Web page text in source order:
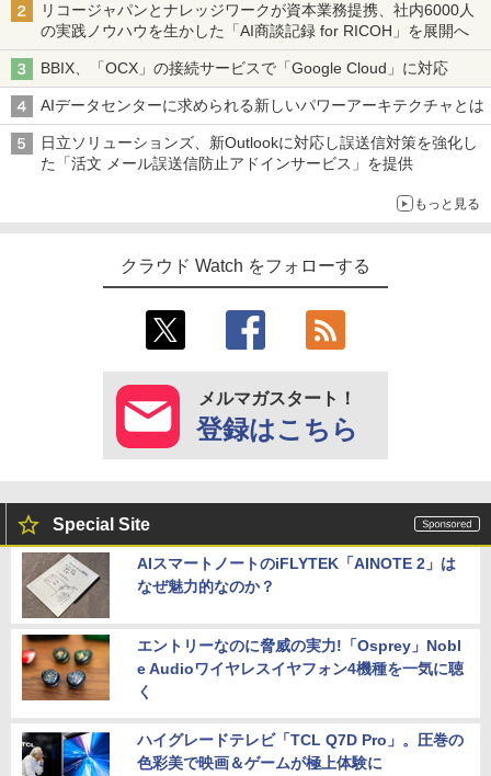
リコージャパンとナレッジワークが資本業務提携、社内6000人
の実践ノウハウを生かした「AI商談記録 for RICOH」を展開へ
BBIX、「OCX」の接続サービスで「Google Cloud」に対応
AIデータセンターに求められる新しいパワーアーキテクチャとは
日立ソリューションズ、新Outlookに対応し誤送信対策を強化し
た「活文 メール誤送信防止アドインサービス」を提供
もっと見る
クラウド Watch をフォローする
メルマガスタート！
登録はこちら
Special Site
AIスマートノートのiFLYTEK「AINOTE 2」は
なぜ魅力的なのか？
エントリーなのに脅威の実力!「Osprey」Nobl
e Audioワイヤレスイヤフォン4機種を一気に聴
く
ハイグレードテレビ「TCL Q7D Pro」。圧巻の
色彩美で映画＆ゲームが極上体験に